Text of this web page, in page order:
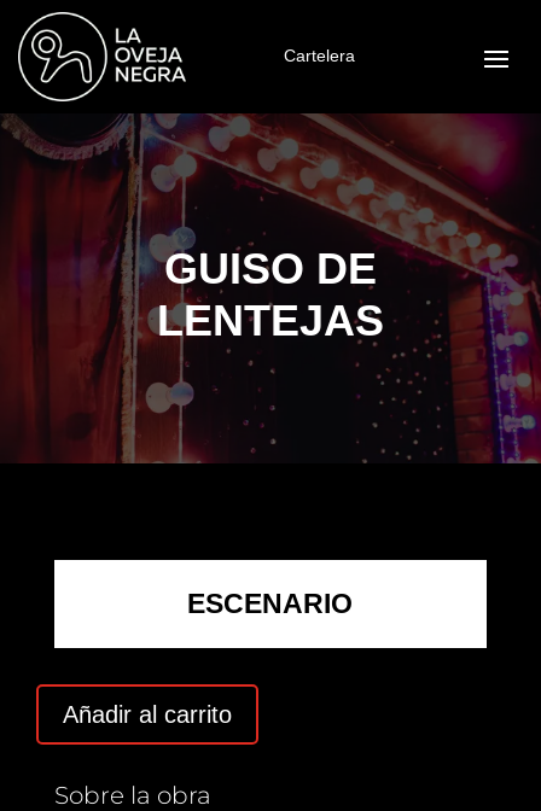
Cartelera
GUISO DE
LENTEJAS
ESCENARIO
Añadir al carrito
Sobre la obra